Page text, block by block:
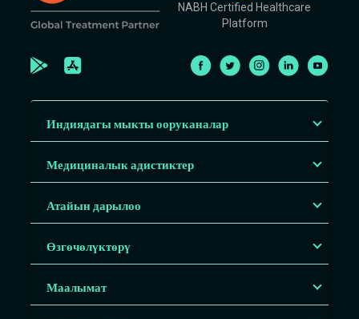
NABH Certified Healthcare
Platform
Индиядагы мыкты ооруканалар
Медициналык адистиктер
Атайын дарылоо
Өзгөчөлүктөрү
Маалымат